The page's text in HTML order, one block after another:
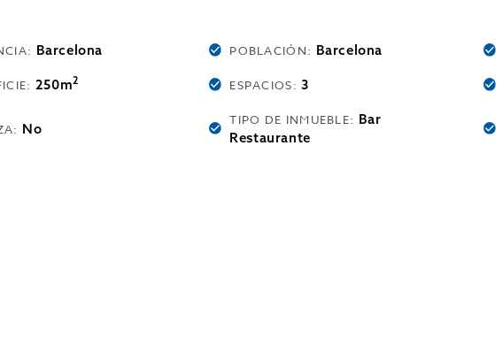
Barcelona POBLACIÓN: Barcelona
250m2 ESPACIOS:3
No
TIPO DE INMUEBLE: Bar
Restaurante